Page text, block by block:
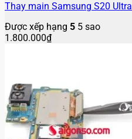
Thay main Samsung S20 Ultra
Được xếp hạng 5 5 sao
1.800.000₫